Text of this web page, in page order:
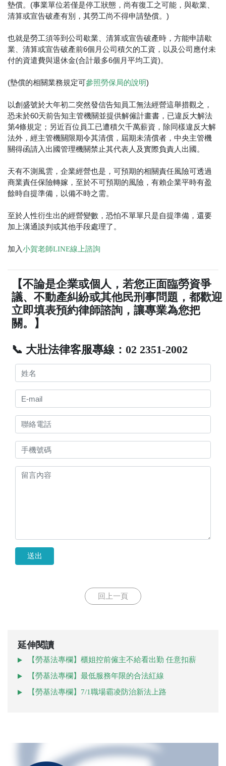
墊償。(事業單位若僅是停工狀態，尚有復工之可能，與歇業、
清算或宣告破產有別，其勞工尚不得申請墊償。)
也就是勞工須等到公司歇業、清算或宣告破產時，方能申請歇
業、清算或宣告破產前6個月公司積欠的工資，以及公司應付未
付的資遣費與退休金(合計最多6個月平均工資)。
(墊償的相關業務規定可參照勞保局的說明)
以創盛號於大年初二突然發信告知員工無法經營這舉措觀之，
恐未於60天前告知主管機關並提供解僱計畫書，已違反大解法
第4條規定；另近百位員工已遭積欠千萬薪資，除同樣違反大解
法外，經主管機關限期令其清償，屆期未清償者，中央主管機
關得函請入出國管理機關禁止其代表人及實際負責人出國。
天有不測風雲，企業經營也是，可預期的相關責任風險可透過
商業責任保險轉嫁，至於不可預期的風險，有賴企業平時有盈
餘時自提準備，以備不時之需。
至於人性衍生出的經營變數，恐怕不單單只是自提準備，還要
加上溝通談判或其他手段處理了。
加入小賀老師LINE線上諮詢
【不論是企業或個人，若您正面臨勞資爭
議、不動產糾紛或其他民刑事問題，都歡迎
立即填表預約律師諮詢，讓專業為您把
關。】
📞 大壯法律客服專線：02 2351-2002
送出
回上一頁
延伸閱讀
【勞基法專欄】櫃姐控前僱主不給看出勤 任意扣薪
【勞基法專欄】最低服務年限的合法紅線
【勞基法專欄】7/1職場霸凌防治新法上路